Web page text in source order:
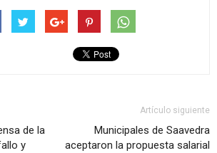
de la
y
Artículo siguiente
Municipales de Saavedra
aceptaron la propuesta salarial